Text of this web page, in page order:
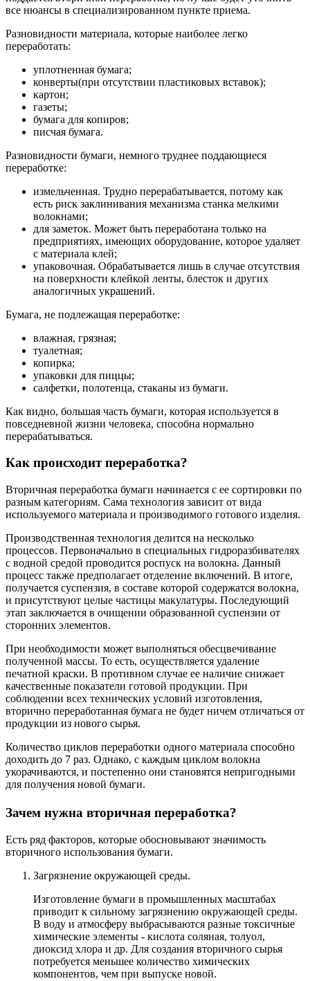
все нюансы в специализированном пункте приема.
Разновидности материала, которые наиболее легко
переработать:
уплотненная бумага;
конверты(при отсутствии пластиковых вставок);
картон;
газеты;
бумага для копиров;
писчая бумага.
Разновидности бумаги, немного труднее поддающиеся
переработке:
измельченная. Трудно перерабатывается, потому как
есть риск заклинивания механизма станка мелкими
волокнами;
для заметок. Может быть переработана только на
предприятиях, имеющих оборудование, которое удаляет
с материала клей;
упаковочная. Обрабатывается лишь в случае отсутствия
на поверхности клейкой ленты, блесток и других
аналогичных украшений.
Бумага, не подлежащая переработке:
влажная, грязная;
туалетная;
копирка;
упаковки для пиццы;
салфетки, полотенца, стаканы из бумаги.
Как видно, большая часть бумаги, которая используется в
повседневной жизни человека, способна нормально
перерабатываться.
Как происходит переработка?
Вторичная переработка бумаги начинается с ее сортировки по
разным категориям. Сама технология зависит от вида
используемого материала и производимого готового изделия.
Производственная технология делится на несколько
процессов. Первоначально в специальных гидроразбивателях
с водной средой проводится роспуск на волокна. Данный
процесс также предполагает отделение включений. В итоге,
получается суспензия, в составе которой содержатся волокна,
и присутствуют целые частицы макулатуры. Последующий
этап заключается в очищении образованной суспензии от
сторонних элементов.
При необходимости может выполняться обесцвечивание
полученной массы. То есть, осуществляется удаление
печатной краски. В противном случае ее наличие снижает
качественные показатели готовой продукции. При
соблюдении всех технических условий изготовления,
вторично переработанная бумага не будет ничем отличаться от
продукции из нового сырья.
Количество циклов переработки одного материала способно
доходить до 7 раз. Однако, с каждым циклом волокна
укорачиваются, и постепенно они становятся непригодными
для получения новой бумаги.
Зачем нужна вторичная переработка?
Есть ряд факторов, которые обосновывают значимость
вторичного использования бумаги.
Загрязнение окружающей среды.
Изготовление бумаги в промышленных масштабах
приводит к сильному загрязнению окружающей среды.
В воду и атмосферу выбрасываются разные токсичные
химические элементы - кислота соляная, толуол,
диоксид хлора и др. Для создания вторичного сырья
потребуется меньшее количество химических
компонентов, чем при выпуске новой.